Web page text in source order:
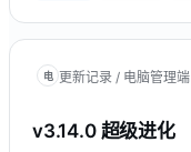
电 更新记录 / 电脑管理端
v3.14.0 超级进化